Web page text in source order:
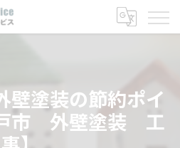
壁塗装の節約ポイ
市 外壁塗装 工